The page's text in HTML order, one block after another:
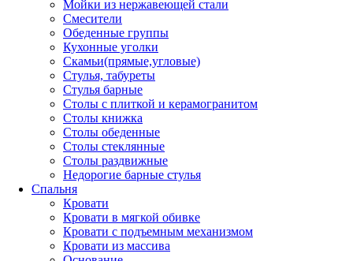
Мойки из нержавеющей стали
Смесители
Обеденные группы
Кухонные уголки
Скамьи(прямые,угловые)
Стулья, табуреты
Стулья барные
Столы с плиткой и керамогранитом
Столы книжка
Столы обеденные
Столы стеклянные
Столы раздвижные
Недорогие барные стулья
Спальня
Кровати
Кровати в мягкой обивке
Кровати с подъемным механизмом
Кровати из массива